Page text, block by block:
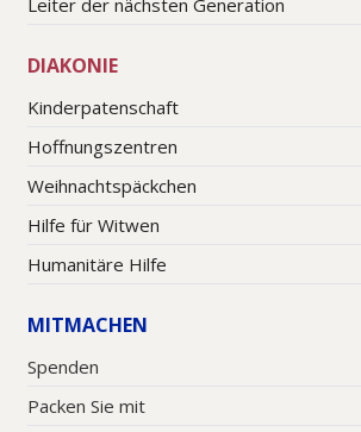
Leiter der nächsten Generation
DIAKONIE
Kinderpatenschaft
Hoffnungszentren
Weihnachtspäckchen
Hilfe für Witwen
Humanitäre Hilfe
MITMACHEN
Spenden
Packen Sie mit